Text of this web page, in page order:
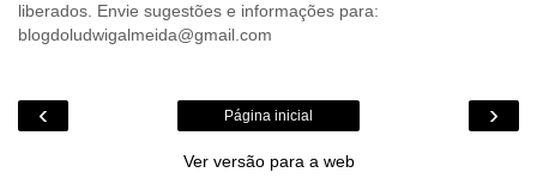
liberados. Envie sugestões e informações para:
blogdoludwigalmeida@gmail.com
‹ ›
Página inicial
Ver versão para a web